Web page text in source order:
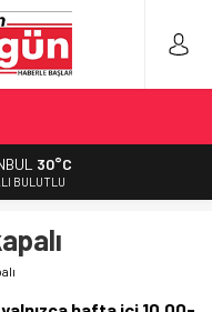
BÜYÜK HATALAR
30°C
BULUTLU